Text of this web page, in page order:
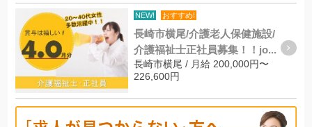
NEW! おすすめ!
長崎市横尾/介護老人保健施設/
介護福祉士正社員募集！！jo...
長崎市横尾 / 月給 200,000円〜
226,600円